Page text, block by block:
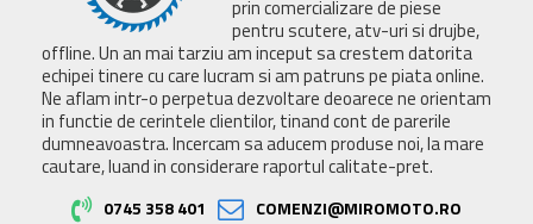
prin comercializare de piese
pentru scutere, atv-uri si drujbe,
offline. Un an mai tarziu am inceput sa crestem datorita
echipei tinere cu care lucram si am patruns pe piata online.
Ne aflam intr-o perpetua dezvoltare deoarece ne orientam
in functie de cerintele clientilor, tinand cont de parerile
dumneavoastra. Incercam sa aducem produse noi, la mare
cautare, luand in considerare raportul calitate-pret.
0745 358 401
COMENZI@MIROMOTO.RO